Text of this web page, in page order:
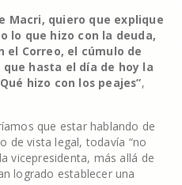
Macri, quiero que explique
lo que hizo con la deuda,
el Correo, el cúmulo de
hasta el día de hoy la
hizo con los peajes”,
que estar hablando de
de vista legal, todavía “no
vicepresidenta, más allá de
logrado establecer una